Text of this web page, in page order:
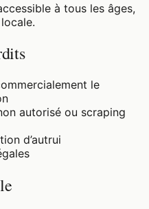
à tous les âges,
le
autorisé ou scraping
d’autrui